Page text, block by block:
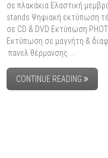
σε πλακάκια Ελαστική
stands Ψηφιακή εκτύπωση
σε CD & DVD Εκτύπωση
Εκτύπωση σε μαγνήτη &
πανελ θέρμανσης …
CONTINUE READING